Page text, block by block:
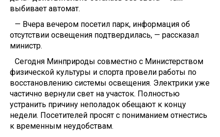
выбивает автомат.
— Вчера вечером посетил парк, информация об
отсутствии освещения подтвердилась, — рассказал
министр.
Сегодня Минприроды совместно с Министерством
физической культуры и спорта провели работы по
восстановлению системы освещения. Электрики уже
частично вернули свет на участок. Полностью
устранить причину неполадок обещают к концу
недели. Посетителей просят с пониманием отнестись
к временным неудобствам.